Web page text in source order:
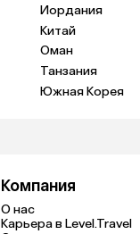
Иордания
Китай
Оман
Танзания
Южная Корея
Компания
О нас
Карьера в Level.Travel